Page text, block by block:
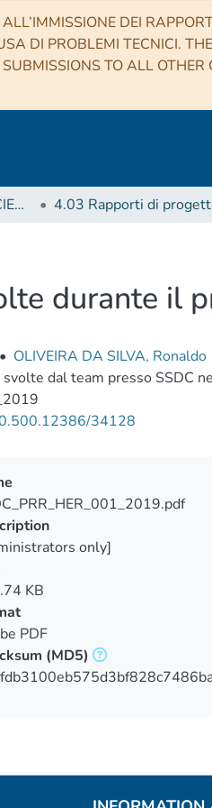
DEI
DI PROBLEMI TECNICI.
TO ALL
4 ALTRI PRODOTTI SCIENTIFICI (Other scientific products) 4.03 Rapporti di
durante il
• OLIVEIRA DA SILVA, Ronaldo
dal team presso SSDC
34128
only]
KB
PDF
(MD5)